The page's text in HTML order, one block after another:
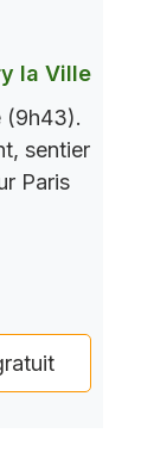
la Ville
(9h43).
sentier
Paris